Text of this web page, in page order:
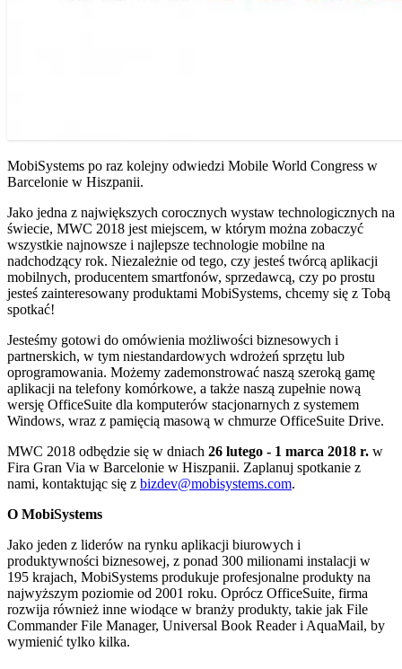
MobiSystems po raz kolejny odwiedzi Mobile World Congress w
Barcelonie w Hiszpanii.
Jako jedna z największych corocznych wystaw technologicznych na
świecie, MWC 2018 jest miejscem, w którym można zobaczyć
wszystkie najnowsze i najlepsze technologie mobilne na
nadchodzący rok. Niezależnie od tego, czy jesteś twórcą aplikacji
mobilnych, producentem smartfonów, sprzedawcą, czy po prostu
jesteś zainteresowany produktami MobiSystems, chcemy się z Tobą
spotkać!
Jesteśmy gotowi do omówienia możliwości biznesowych i
partnerskich, w tym niestandardowych wdrożeń sprzętu lub
oprogramowania. Możemy zademonstrować naszą szeroką gamę
aplikacji na telefony komórkowe, a także naszą zupełnie nową
wersję OfficeSuite dla komputerów stacjonarnych z systemem
Windows, wraz z pamięcią masową w chmurze OfficeSuite Drive.
MWC 2018 odbędzie się w dniach 26 lutego - 1 marca 2018 r. w
Fira Gran Via w Barcelonie w Hiszpanii. Zaplanuj spotkanie z
nami, kontaktując się z bizdev@mobisystems.com.
O MobiSystems
Jako jeden z liderów na rynku aplikacji biurowych i
produktywności biznesowej, z ponad 300 milionami instalacji w
195 krajach, MobiSystems produkuje profesjonalne produkty na
najwyższym poziomie od 2001 roku. Oprócz OfficeSuite, firma
rozwija również inne wiodące w branży produkty, takie jak File
Commander File Manager, Universal Book Reader i AquaMail, by
wymienić tylko kilka.